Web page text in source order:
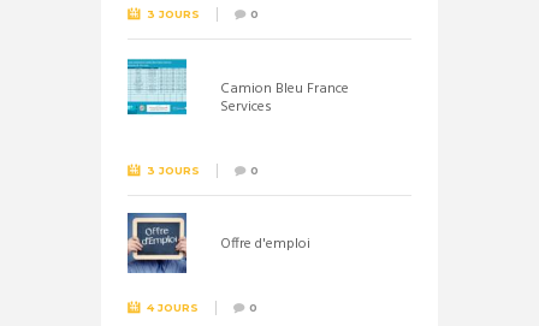
3 JOURS 0
Camion Bleu France
Services
3 JOURS 0
Offre d'emploi
4 JOURS 0